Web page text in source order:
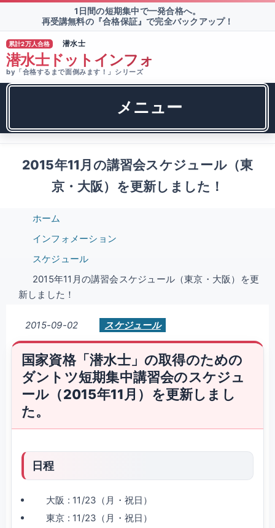
1日間の短期集中で一発合格へ。
再受講無料の『合格保証』で完全バックアップ！
累計2万人合格 潜水士
潜水士ドットインフォ
by「合格するまで面倒みます！」シリーズ
メニュー
2015年11月の講習会スケジュール（東
京・大阪）を更新しました！
ホーム
インフォメーション
スケジュール
2015年11月の講習会スケジュール（東京・大阪）を更
新しました！
2015-09-02 スケジュール
国家資格「潜水士」の取得のための
ダントツ短期集中講習会のスケジュ
ール（2015年11月）を更新しまし
た。
日程
大阪 : 11/23（月・祝日）
東京 : 11/23（月・祝日）